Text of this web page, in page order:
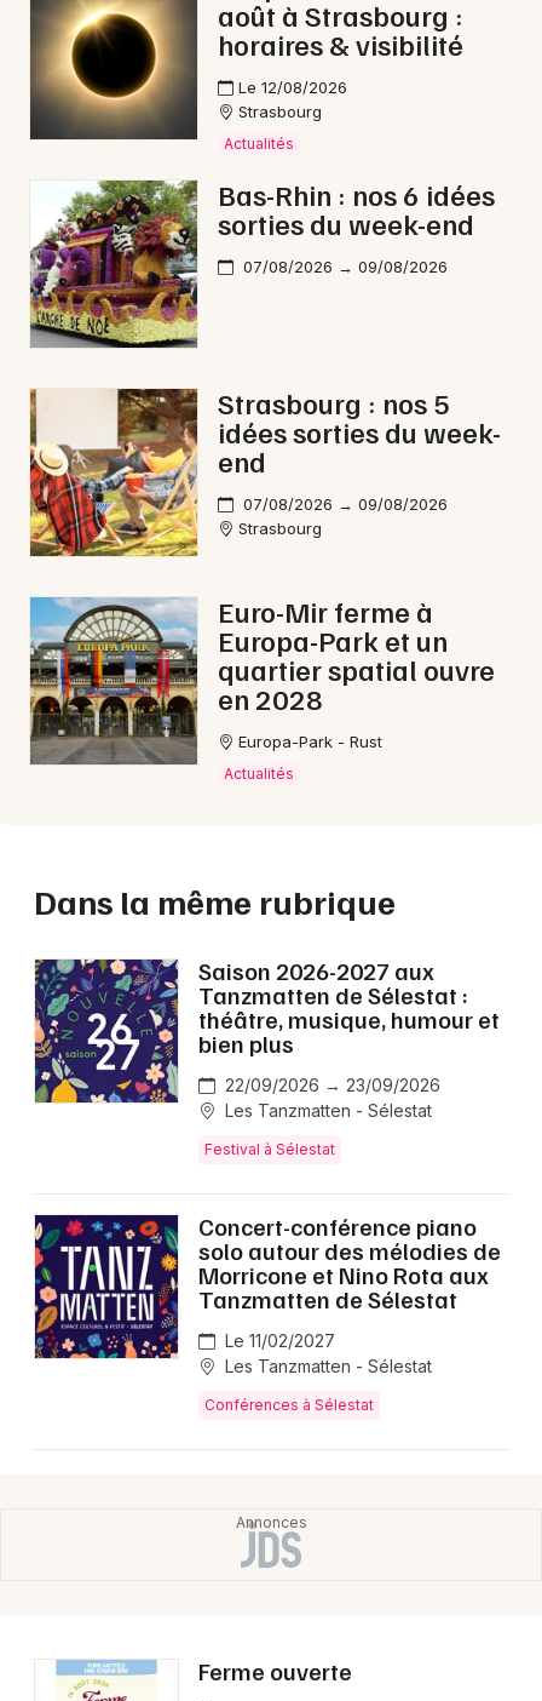
août à Strasbourg :
horaires & visibilité
Le 12/08/2026
Strasbourg
Actualités
Bas-Rhin : nos 6 idées
sorties du week-end
07/08/2026 → 09/08/2026
Strasbourg : nos 5
idées sorties du week-
end
07/08/2026 → 09/08/2026
Strasbourg
Euro-Mir ferme à
Europa-Park et un
quartier spatial ouvre
en 2028
Europa-Park - Rust
Actualités
Dans la même rubrique
Saison 2026-2027 aux
Tanzmatten de Sélestat :
théâtre, musique, humour et
bien plus
22/09/2026 → 23/09/2026
Les Tanzmatten - Sélestat
Festival à Sélestat
Concert-conférence piano
solo autour des mélodies de
Morricone et Nino Rota aux
Tanzmatten de Sélestat
Le 11/02/2027
Les Tanzmatten - Sélestat
Conférences à Sélestat
Ferme ouverte